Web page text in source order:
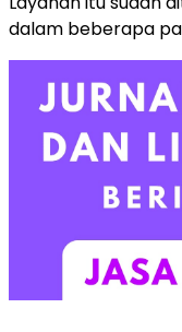
dalam beberapa